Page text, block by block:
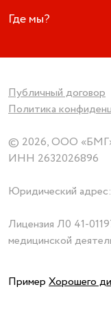
Где мы?
© 2026, ООО
ИНН 2632026896
Публичный договор
Политика
Лицензия Л0 41-
медицинской
Юридический
Пример Хорошего